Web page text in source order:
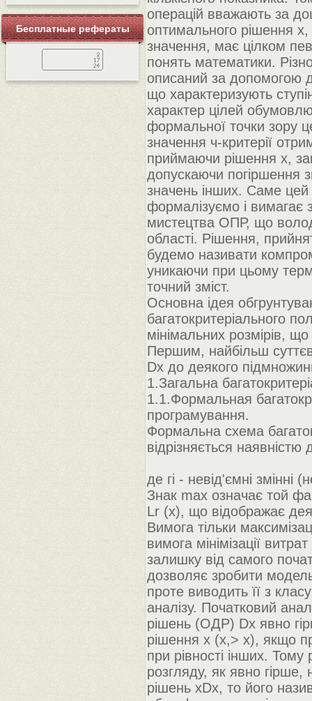
Бесплатные рефераты
операцій вважають за
оптимального рішення
значення, має цілком
понять математики.
описаний за допомогою
що характеризують
характер цілей
формальної точки зору
значення ч-критерії
приймаючи рішення х,
допускаючи погіршення
значень інших. Саме
формалізуємо і вимагає
мистецтва ОПР, що
області. Рішення,
будемо називати
уникаючи при цьому
точний зміст.
Основна ідея
багатокритеріального
мінімальних розмірів,
Першим, найбільш
Dx до деякого
1.Загальна
1.1.Формальная
програмування.
Формальна схема
відрізняється наявністю
де гi - невід'ємні змінні
Знак max означає той
Lr (х), що відображає
Вимога тільки
вимога мінімізації
залишку від самого
дозволяє зробити
проте виводить її з
аналізу. Початковий
рішень (ОДР) Dх явно
рішення х (х,> х), якщо
при рівності інших.
розгляду, як явно
рішень хDx, то його